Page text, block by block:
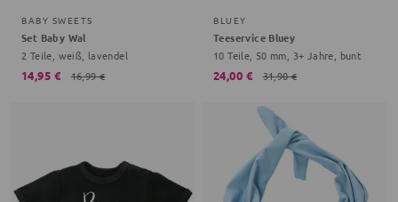
BABY SWEETS
Set Baby Wal
2 Teile, weiß, lavendel
14,95 € 16,99 €
BLUEY
Teeservice Bluey
10 Teile, 50 mm, 3+ Jahre, bunt
24,00 € 31,90 €